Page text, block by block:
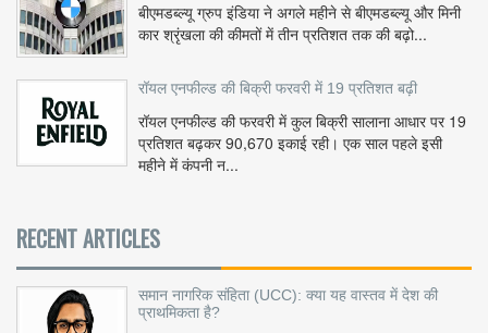
बीएमडब्ल्यू ग्रुप इंडिया ने अगले महीने से बीएमडब्ल्यू और मिनी
कार श्रृंखला की कीमतों में तीन प्रतिशत तक की बढ़ो...
रॉयल एनफील्ड की बिक्री फरवरी में 19 प्रतिशत बढ़ी
रॉयल एनफील्ड की फरवरी में कुल बिक्री सालाना आधार पर 19
प्रतिशत बढ़कर 90,670 इकाई रही। एक साल पहले इसी
महीने में कंपनी न...
RECENT ARTICLES
समान नागरिक संहिता (UCC): क्या यह वास्तव में देश की
प्राथमिकता है?